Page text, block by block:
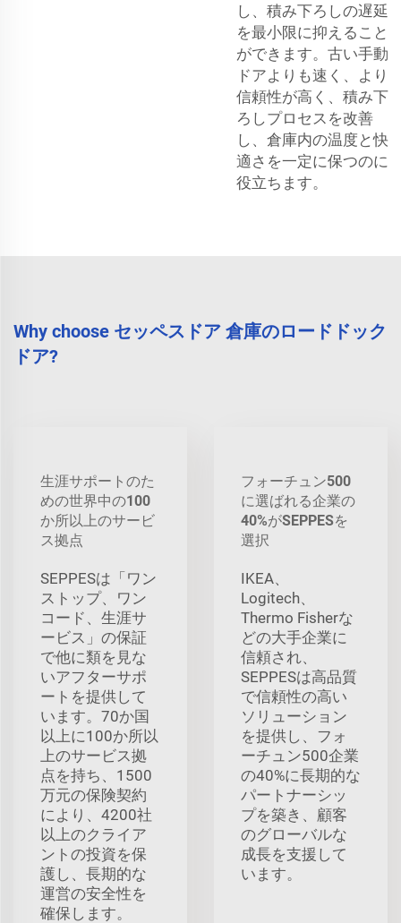
し、積み下ろしの遅延
を最小限に抑えること
ができます。古い手動
ドアよりも速く、より
信頼性が高く、積み下
ろしプロセスを改善
し、倉庫内の温度と快
適さを一定に保つのに
役立ちます。
Why choose セッペスドア 倉庫のロードドック
ドア?
生涯サポートのた
めの世界中の100
か所以上のサービ
ス拠点
SEPPESは「ワン
ストップ、ワン
コード、生涯サ
ービス」の保証
で他に類を見な
いアフターサポ
ートを提供して
います。70か国
以上に100か所以
上のサービス拠
点を持ち、1500
万元の保険契約
により、4200社
以上のクライア
ントの投資を保
護し、長期的な
運営の安全性を
確保します。
フォーチュン500
に選ばれる企業の
40%がSEPPESを
選択
IKEA、
Logitech、
Thermo Fisherな
どの大手企業に
信頼され、
SEPPESは高品質
で信頼性の高い
ソリューション
を提供し、フォ
ーチュン500企業
の40%に長期的な
パートナーシッ
プを築き、顧客
のグローバルな
成長を支援して
います。